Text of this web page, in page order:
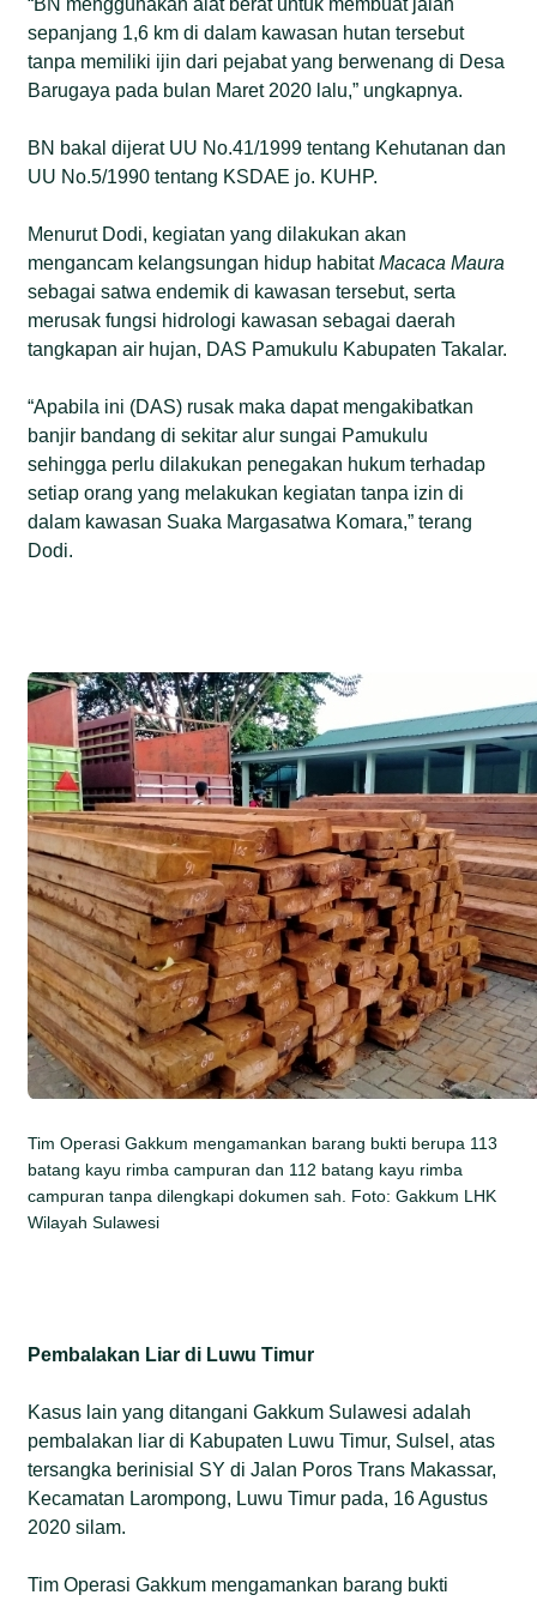
sepanjang 1,6 km di dalam kawasan hutan tersebut
tanpa memiliki ijin dari pejabat yang berwenang di Desa
Barugaya pada bulan Maret 2020 lalu,” ungkapnya.
BN bakal dijerat UU No.41/1999 tentang Kehutanan dan
UU No.5/1990 tentang KSDAE jo. KUHP.
Menurut Dodi, kegiatan yang dilakukan akan
mengancam kelangsungan hidup habitatMacaca Maura
sebagai satwa endemik di kawasan tersebut, serta
merusak fungsi hidrologi kawasan sebagai daerah
tangkapan air hujan, DAS Pamukulu Kabupaten Takalar.
“Apabila ini (DAS) rusak maka dapat mengakibatkan
banjir bandang di sekitar alur sungai Pamukulu
sehingga perlu dilakukan penegakan hukum terhadap
setiap orang yang melakukan kegiatan tanpa izin di
dalam kawasan Suaka Margasatwa Komara,” terang
Dodi.
Tim Operasi Gakkum mengamankan barang bukti berupa 113
batang kayu rimba campuran dan 112 batang kayu rimba
campuran tanpa dilengkapi dokumen sah. Foto: Gakkum LHK
Wilayah Sulawesi
Pembalakan Liar di Luwu Timur
Kasus lain yang ditangani Gakkum Sulawesi adalah
pembalakan liar di Kabupaten Luwu Timur, Sulsel, atas
tersangka berinisial SY di Jalan Poros Trans Makassar,
Kecamatan Larompong, Luwu Timur pada, 16 Agustus
2020 silam.
Tim Operasi Gakkum mengamankan barang bukti